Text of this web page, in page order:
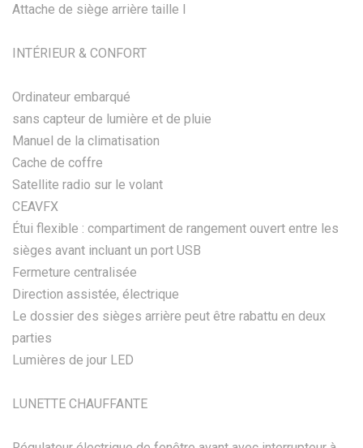
Attache de siège arrière taille I
INTÉRIEUR & CONFORT
Ordinateur embarqué
sans capteur de lumière et de pluie
Manuel de la climatisation
Cache de coffre
Satellite radio sur le volant
CEAVFX
Étui flexible : compartiment de rangement ouvert entre les
sièges avant incluant un port USB
Fermeture centralisée
Direction assistée, électrique
Le dossier des sièges arrière peut être rabattu en deux
parties
Lumières de jour LED
LUNETTE CHAUFFANTE